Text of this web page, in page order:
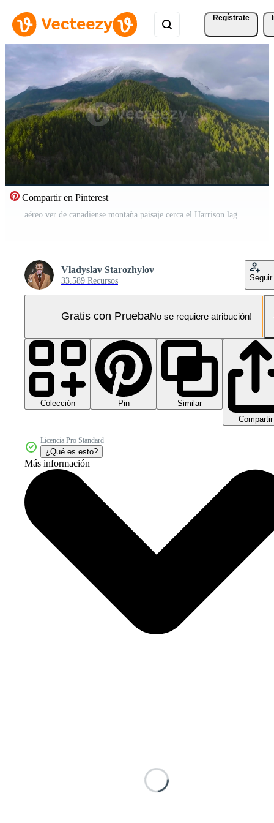
Regístrate
Compartir en Pinterest
Vladyslav Starozhylov
33.589 Recursos Seguir
Gratis con PruebaNo se requiere atribución!
Colección Pin
Similar
Compartir
Licencia Pro Standard
¿Qué es esto?
Más información